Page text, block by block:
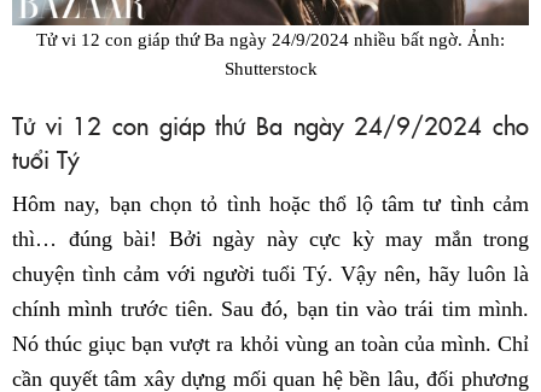
Tử vi 12 con giáp thứ Ba ngày 24/9/2024 nhiều bất ngờ. Ảnh:
Shutterstock
Tử vi 12 con giáp thứ Ba ngày 24/9/2024 cho
tuổi Tý
Hôm nay, bạn chọn tỏ tình hoặc thổ lộ tâm tư tình cảm
thì… đúng bài! Bởi ngày này cực kỳ may mắn trong
chuyện tình cảm với người tuổi Tý. Vậy nên, hãy luôn là
chính mình trước tiên. Sau đó, bạn tin vào trái tim mình.
Nó thúc giục bạn vượt ra khỏi vùng an toàn của mình. Chỉ
cần quyết tâm xây dựng mối quan hệ bền lâu, đối phương